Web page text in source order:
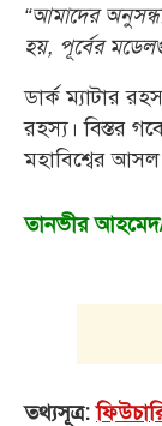
“আমাদের
হয়, পূর্বের
ডার্ক ম্যাটার
রহস্য। বিস্তর
মহাবিশ্বের
তানভীর
তথ্যসূত্র: